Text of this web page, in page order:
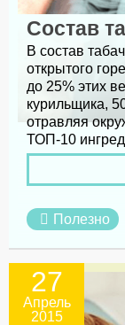
Состав
В состав
открытого
до 25% этих
курильщика,
отравляя
ТОП-10
Полезно
27
Апрель
2015